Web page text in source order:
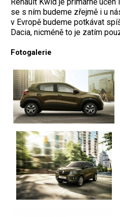
Renault Kwid je primárně
se s ním budeme zřejmě i u
v Evropě budeme potkávat
Dacia, nicméně to je zatím
Fotogalerie